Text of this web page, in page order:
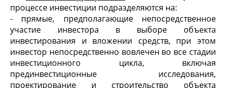
процессе инвестиции подразделяются на:
- прямые, предполагающие непосредственное
участие инвестора в выборе объекта
инвестирования и вложении средств, при этом
инвестор непосредственно вовлечен во все стадии
инвестиционного цикла, включая
прединвестиционные исследования,
проектирование и строительство объекта